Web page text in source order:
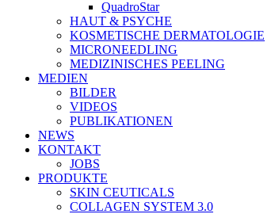
QuadroStar
HAUT & PSYCHE
KOSMETISCHE DERMATOLOGIE
MICRONEEDLING
MEDIZINISCHES PEELING
MEDIEN
BILDER
VIDEOS
PUBLIKATIONEN
NEWS
KONTAKT
JOBS
PRODUKTE
SKIN CEUTICALS
COLLAGEN SYSTEM 3.0